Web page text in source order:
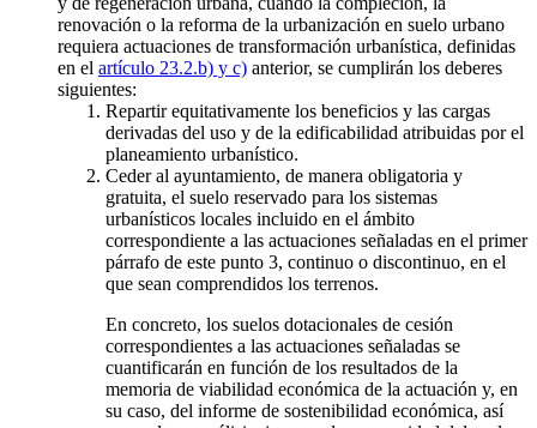
renovación o la reforma de la urbanización en suelo urbano
requiera actuaciones de transformación urbanística, definidas
en el artículo 23.2.b) y c) anterior, se cumplirán los deberes
siguientes:
Repartir equitativamente los beneficios y las cargas
derivadas del uso y de la edificabilidad atribuidas por el
planeamiento urbanístico.
Ceder al ayuntamiento, de manera obligatoria y
gratuita, el suelo reservado para los sistemas
urbanísticos locales incluido en el ámbito
correspondiente a las actuaciones señaladas en el primer
párrafo de este punto 3, continuo o discontinuo, en el
que sean comprendidos los terrenos.
En concreto, los suelos dotacionales de cesión
correspondientes a las actuaciones señaladas se
cuantificarán en función de los resultados de la
memoria de viabilidad económica de la actuación y, en
su caso, del informe de sostenibilidad económica, así